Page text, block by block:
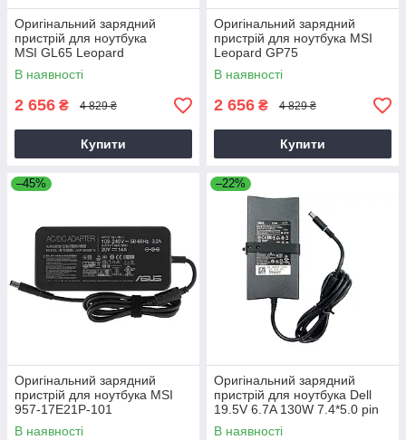
Оригінальний зарядний
пристрій для ноутбука
MSI GL65 Leopard
В наявності
2 656 ₴ 4 829 ₴
Купити
Оригінальний зарядний
пристрій для ноутбука MSI
Leopard GP75
В наявності
2 656 ₴ 4 829 ₴
Купити
–45%
Оригінальний зарядний
пристрій для ноутбука MSI
957-17E21P-101
В наявності
–22%
Оригінальний зарядний
пристрій для ноутбука Dell
19.5V 6.7A 130W 7.4*5.0 pin
Slim (PA-4E)
В наявності